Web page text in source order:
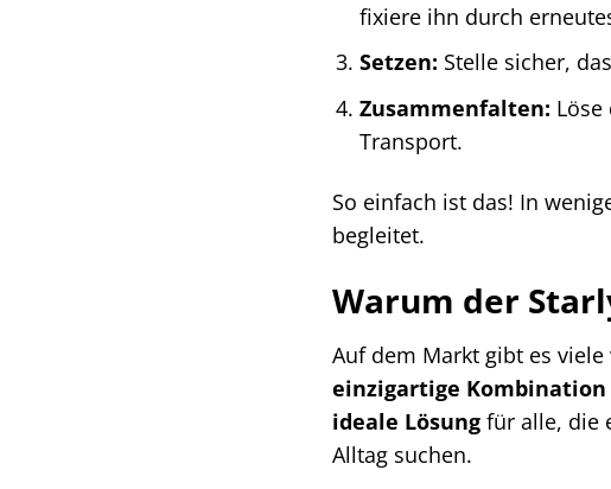
fixiere ihn durch
Setzen: Stelle sicher,
Zusammenfalten:
Transport.
So einfach ist das! In
begleitet.
Warum der
Auf dem Markt gibt es
einzigartige Kombination
ideale Lösung für alle, die
Alltag suchen.